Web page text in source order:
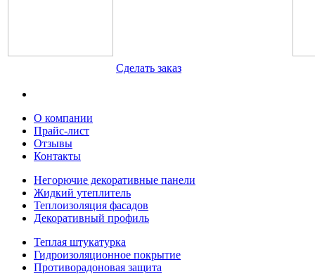
Cделать заказ
О компании
Прайс-лист
Отзывы
Контакты
Негорючие декоративные панели
Жидкий утеплитель
Теплоизоляция фасадов
Декоративный профиль
Теплая штукатурка
Гидроизоляционное покрытие
Противорадоновая защита